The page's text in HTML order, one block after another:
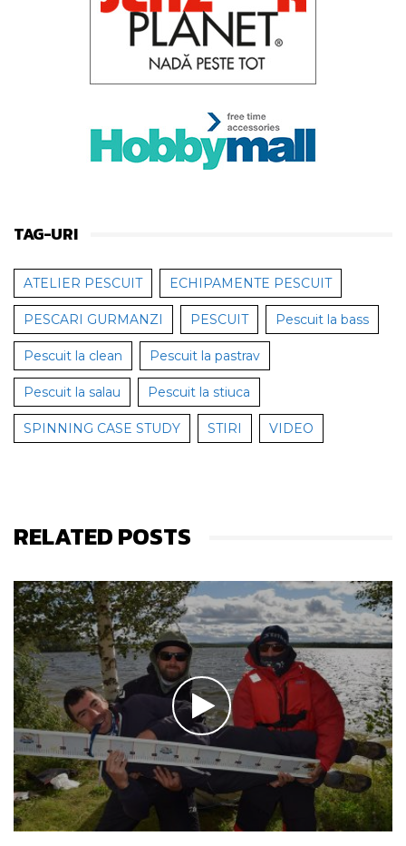
TAG-URI
ATELIER PESCUIT ECHIPAMENTE PESCUIT
PESCARI GURMANZI PESCUIT Pescuit la bass
Pescuit la clean Pescuit la pastrav
Pescuit la salau Pescuit la stiuca
SPINNING CASE STUDY STIRI VIDEO
RELATED POSTS